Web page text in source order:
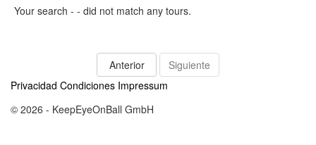
Your search - - did not match any tours.
Anterior
Siguiente
Privacidad Condiciones Impressum
© 2026 - KeepEyeOnBall GmbH